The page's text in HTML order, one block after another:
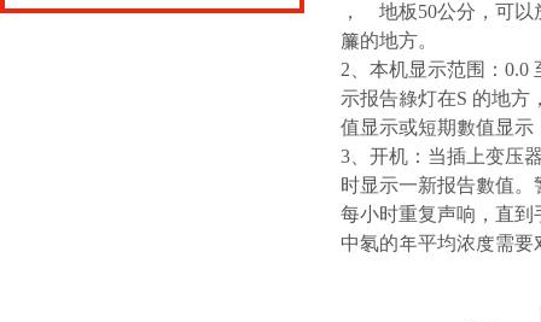
，離地板50公分，可
簾的地方。
2、本机显示范围：0.0
示报告綠灯在S 的地方
值显示或短期數值显示
3、开机：当插上变压
时显示一新报告數值
每小时重复声响，直
中氡的年平均浓度需